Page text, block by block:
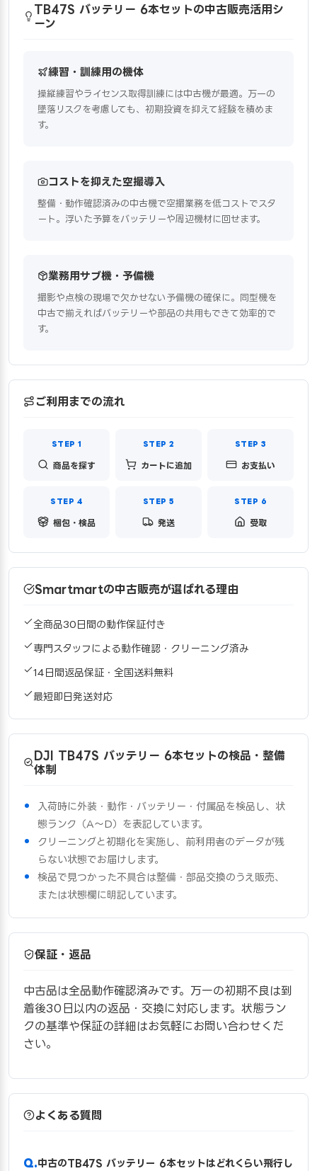
TB47S バッテリー 6本セットの中古販売活用シ
ーン
練習・訓練用の機体
操縦練習やライセンス取得訓練には中古機が最適。万一の
墜落リスクを考慮しても、初期投資を抑えて経験を積めま
す。
コストを抑えた空撮導入
整備・動作確認済みの中古機で空撮業務を低コストでスタ
ート。浮いた予算をバッテリーや周辺機材に回せます。
業務用サブ機・予備機
撮影や点検の現場で欠かせない予備機の確保に。同型機を
中古で揃えればバッテリーや部品の共用もできて効率的で
す。
ご利用までの流れ
商品を探す カートに追加 お支払い
梱包・検品 発送 受取
Smartmartの中古販売が選ばれる理由
全商品30日間の動作保証付き
専門スタッフによる動作確認・クリーニング済み
14日間返品保証・全国送料無料
最短即日発送対応
DJI TB47S バッテリー 6本セットの検品・整備
体制
入荷時に外装・動作・バッテリー・付属品を検品し、状
態ランク（A〜D）を表記しています。
クリーニングと初期化を実施し、前利用者のデータが残
らない状態でお届けします。
検品で見つかった不具合は整備・部品交換のうえ販売、
または状態欄に明記しています。
保証・返品
中古品は全品動作確認済みです。万一の初期不良は到
着後30日以内の返品・交換に対応します。状態ラン
クの基準や保証の詳細はお気軽にお問い合わせくだ
さい。
よくある質問
中古のTB47S バッテリー 6本セットはどれくらい飛行し